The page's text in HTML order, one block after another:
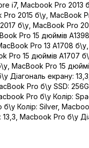
i7, Macbook Pro 2013
Pro 2015 б\у MacBook
б\у MacBook Pro
Pro 15 дюймів
Pro 13 A1708 б\у
Pro 15 дюймів A1707
MacBook Pro 15
Діагональ екрану: 13,3
Pro б\у SSD:
Pro б\у Колір:
Колір: Silver,
13,3 Macbook Pro б\у